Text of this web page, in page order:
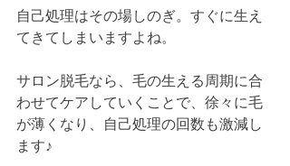
自己処理はその場しのぎ。すぐに生え
てきてしまいますよね。
サロン脱毛なら、毛の生える周期に合
わせてケアしていくことで、徐々に毛
が薄くなり、自己処理の回数も激減し
ます♪